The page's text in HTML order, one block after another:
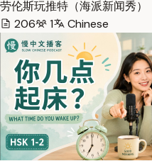
劳伦斯玩推特（海派新闻秀）
206
1 Chinese